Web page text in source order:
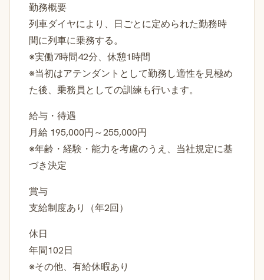
勤務概要
列車ダイヤにより、日ごとに定められた勤務時
間に列車に乗務する。
※実働7時間42分、休憩1時間
※当初はアテンダントとして勤務し適性を見極め
た後、乗務員としての訓練も行います。
給与・待遇
月給 195,000円～255,000円
※年齢・経験・能力を考慮のうえ、当社規定に基
づき決定
賞与
支給制度あり（年2回）
休日
年間102日
※その他、有給休暇あり